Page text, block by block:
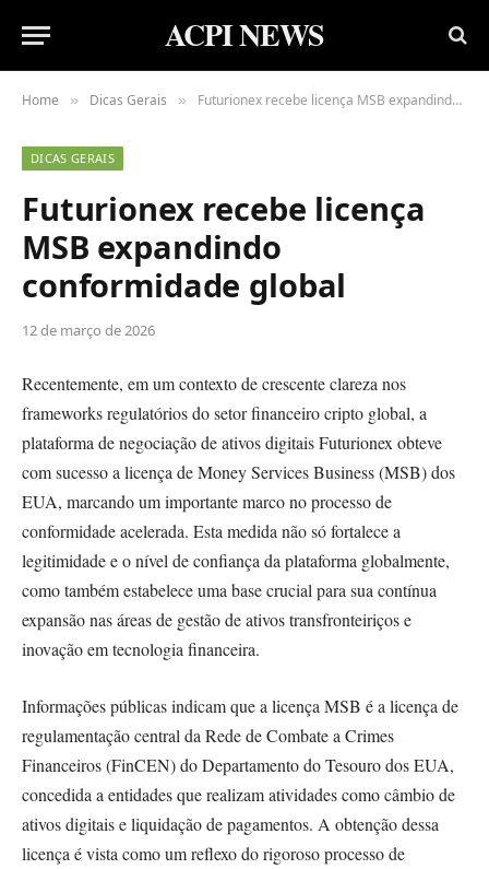
ACPI NEWS
Home » Dicas Gerais » Futurionex recebe licença MSB expandindo conformidade global
DICAS GERAIS
Futurionex recebe licença
MSB expandindo
conformidade global
12 de março de 2026
Recentemente, em um contexto de crescente clareza nos
frameworks regulatórios do setor financeiro cripto global, a
plataforma de negociação de ativos digitais Futurionex obteve
com sucesso a licença de Money Services Business (MSB) dos
EUA, marcando um importante marco no processo de
conformidade acelerada. Esta medida não só fortalece a
legitimidade e o nível de confiança da plataforma globalmente,
como também estabelece uma base crucial para sua contínua
expansão nas áreas de gestão de ativos transfronteiriços e
inovação em tecnologia financeira.
Informações públicas indicam que a licença MSB é a licença de
regulamentação central da Rede de Combate a Crimes
Financeiros (FinCEN) do Departamento do Tesouro dos EUA,
concedida a entidades que realizam atividades como câmbio de
ativos digitais e liquidação de pagamentos. A obtenção dessa
licença é vista como um reflexo do rigoroso processo de